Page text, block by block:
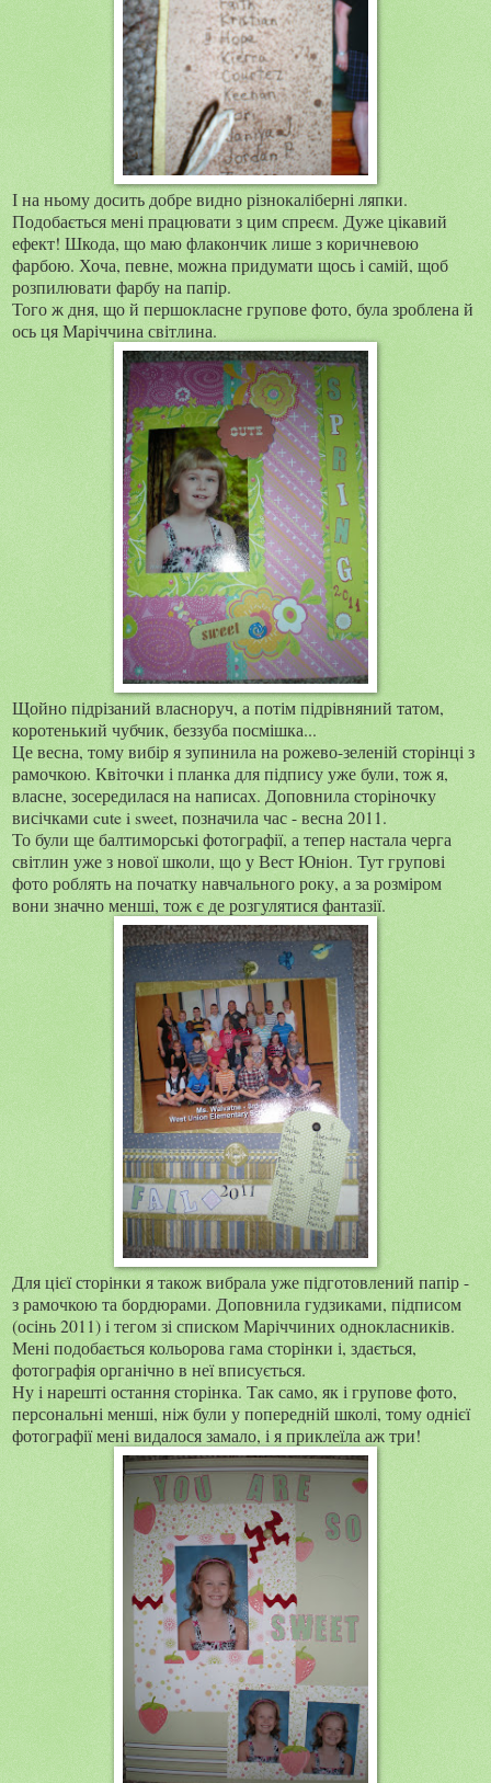
І на ньому досить добре видно різнокаліберні ляпки.
Подобається мені працювати з цим спреєм. Дуже цікавий
ефект! Шкода, що маю флакончик лише з коричневою
фарбою. Хоча, певне, можна придумати щось і самій, щоб
розпилювати фарбу на папір.
Того ж дня, що й першокласне групове фото, була зроблена й
ось ця Маріччина світлина.
Щойно підрізаний власноруч, а потім підрівняний татом,
коротенький чубчик, беззуба посмішка...
Це весна, тому вибір я зупинила на рожево-зеленій сторінці з
рамочкою. Квіточки і планка для підпису уже були, тож я,
власне, зосередилася на написах. Доповнила сторіночку
висічками cute i sweet, позначила час - весна 2011.
То були ще балтиморські фотографії, а тепер настала черга
світлин уже з нової школи, що у Вест Юніон. Тут групові
фото роблять на початку навчального року, а за розміром
вони значно менші, тож є де розгулятися фантазії.
Для цієї сторінки я також вибрала уже підготовлений папір -
з рамочкою та бордюрами. Доповнила гудзиками, підписом
(осінь 2011) і тегом зі списком Маріччиних однокласників.
Мені подобається кольорова гама сторінки і, здається,
фотографія органічно в неї вписується.
Ну і нарешті остання сторінка. Так само, як і групове фото,
персональні менші, ніж були у попередній школі, тому однієї
фотографії мені видалося замало, і я приклеїла аж три!